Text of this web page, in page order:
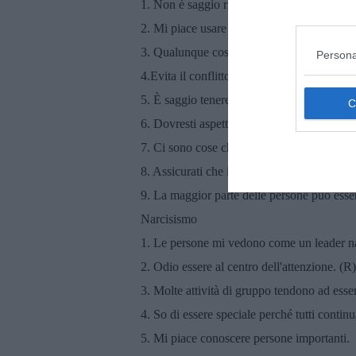
1. Non è saggio rivelare i propri segreti.
2. Mi piace usare la manipolazione
3. Qualunque cosa serva, devi portare le
4.Evita il conflitto diretto con gli altri
5. È saggio tenere traccia delle
6. Dovresti aspettare il momento giusto per
7. Ci sono cose che dovresti nascondere
8. Assicurati che i tuoi piani avvantaggino
9. La maggior parte delle persone può
Narcisismo
1. Le persone mi vedono come un leader
2. Odio essere al centro dell'attenzione. (R)
3. Molte attività di gruppo tendono ad
4. So di essere speciale perché tutti
5. Mi piace conoscere persone importanti.